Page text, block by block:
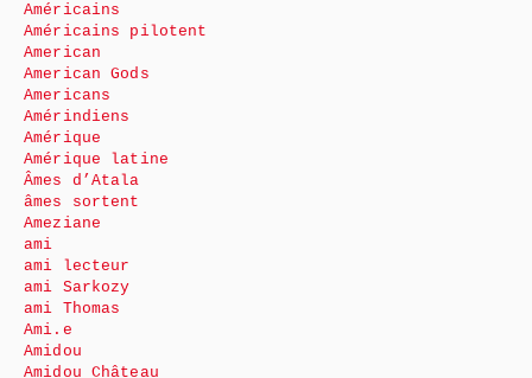
Américains
Américains pilotent
American
American Gods
Americans
Amérindiens
Amérique
Amérique latine
Âmes d’Atala
âmes sortent
Ameziane
ami
ami lecteur
ami Sarkozy
ami Thomas
Ami.e
Amidou
Amidou Château